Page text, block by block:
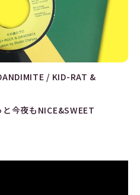
/ KID-RAT &
今夜もNICE&SWEET